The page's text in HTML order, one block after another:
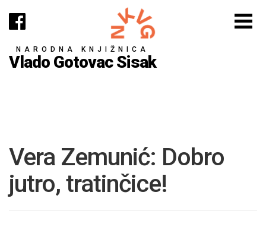
NARODNA KNJIŽNICA
Vlado Gotovac Sisak
Vera Zemunić: Dobro
jutro, tratinčice!